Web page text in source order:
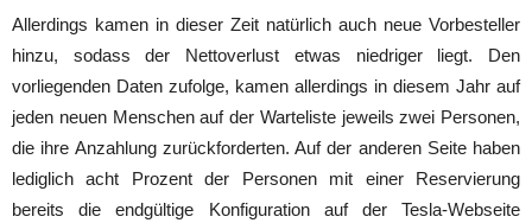
Allerdings kamen in dieser Zeit natürlich auch neue Vorbesteller
hinzu, sodass der Nettoverlust etwas niedriger liegt. Den
vorliegenden Daten zufolge, kamen allerdings in diesem Jahr auf
jeden neuen Menschen auf der Warteliste jeweils zwei Personen,
die ihre Anzahlung zurückforderten. Auf der anderen Seite haben
lediglich acht Prozent der Personen mit einer Reservierung
bereits die endgültige Konfiguration auf der Tesla-Webseite